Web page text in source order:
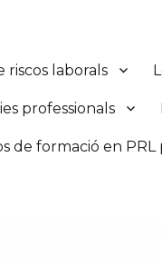
riscos laborals
professionals
de formació en